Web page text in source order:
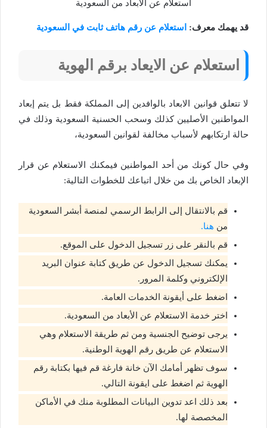
استعلام عن الابعاد من السعودية
قد يهمك معرف: استعلام عن رقم هاتف ثابت في السعودية
استعلام عن الايعاد برقم الهوية
لا تتعلق قوانين الابعاد بالوافدين إلى المملكة فقط بل يتم إبعاد
المواطنين الأصليين كذلك وسحب الحسنية السعودية وذلك في
حالة ارتكابهم لأسباب مخالفة لقوانين السعودية،
وفي حال كونك من أحد المواطنين فيمكنك الاستعلام عن قرار
الإبعاد الخاص بك من خلال اتباعك للخطوات التالية:
قم بالانتقال إلى الرابط الرسمي لمنصة أبشر السعودية
من هنا.
قم بالنقر على زر تسجيل الدخول على الموقع.
يمكنك تسجيل الدخول عن طريق كتابة عنوان البريد
الإلكتروني وكلمة المرور.
اضغط على أيقونة الخدمات العامة.
اختر خدمة الاستعلام عن الأبعاد من السعودية.
يرجى توضيح الجنسية ومن ثم طريقة الاستعلام وهي
الاستعلام عن طريق رقم الهوية الوطنية.
سوف تظهر أمامك الآن خانة فارغة قم فيها بكتابة رقم
الهوية ثم اضغط على ايقونة التالي.
بعد ذلك اعد تدوين البيانات المطلوبة منك في الأماكن
المخصصة لها.